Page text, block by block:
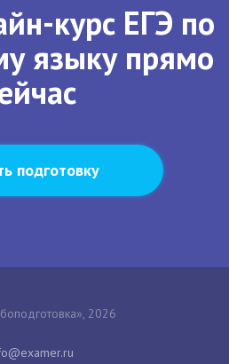
курс ЕГЭ по
языку прямо
подготовку
2026